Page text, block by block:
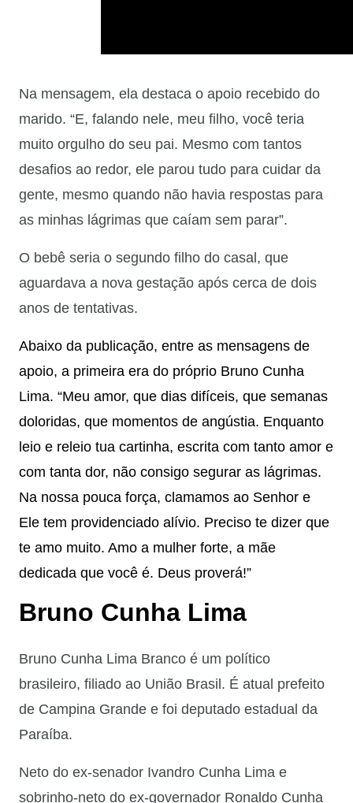
Na mensagem, ela destaca o apoio recebido do
marido. “E, falando nele, meu filho, você teria
muito orgulho do seu pai. Mesmo com tantos
desafios ao redor, ele parou tudo para cuidar da
gente, mesmo quando não havia respostas para
as minhas lágrimas que caíam sem parar”.
O bebê seria o segundo filho do casal, que
aguardava a nova gestação após cerca de dois
anos de tentativas.
Abaixo da publicação, entre as mensagens de
apoio, a primeira era do próprio Bruno Cunha
Lima. “Meu amor, que dias difíceis, que semanas
doloridas, que momentos de angústia. Enquanto
leio e releio tua cartinha, escrita com tanto amor e
com tanta dor, não consigo segurar as lágrimas.
Na nossa pouca força, clamamos ao Senhor e
Ele tem providenciado alívio. Preciso te dizer que
te amo muito. Amo a mulher forte, a mãe
dedicada que você é. Deus proverá!”
Bruno Cunha Lima
Bruno Cunha Lima Branco é um político
brasileiro, filiado ao União Brasil. É atual prefeito
de Campina Grande e foi deputado estadual da
Paraíba.
Neto do ex-senador Ivandro Cunha Lima e
sobrinho-neto do ex-governador Ronaldo Cunha